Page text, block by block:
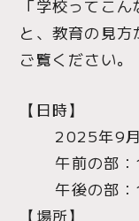
「学校ってこ
と、教育の見
ご覧ください。
【日時】
2025年9
午前の部
午後の部
【場所】